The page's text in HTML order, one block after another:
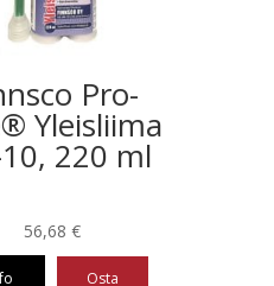
Pro-
Yleisliima
220 ml
56,68 €
Osta